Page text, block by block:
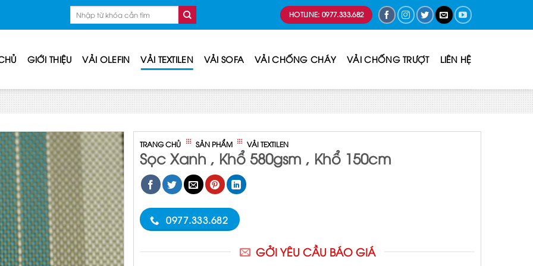
kiếm:
HOTLINE: 0977.333.682
GIỚI THIỆU VẢI OLEFIN VẢI TEXTILEN VẢI SOFA VẢI CHỐNG CHÁY VẢI CHỐNG TRƯỢT LIÊN HỆ
TRANG CHỦ / SẢN PHẨM / VẢI TEXTILEN
Sọc Xanh , Khổ 580gsm , Khổ 150cm
0977.333.682
GỞI YÊU CẦU BÁO GIÁ